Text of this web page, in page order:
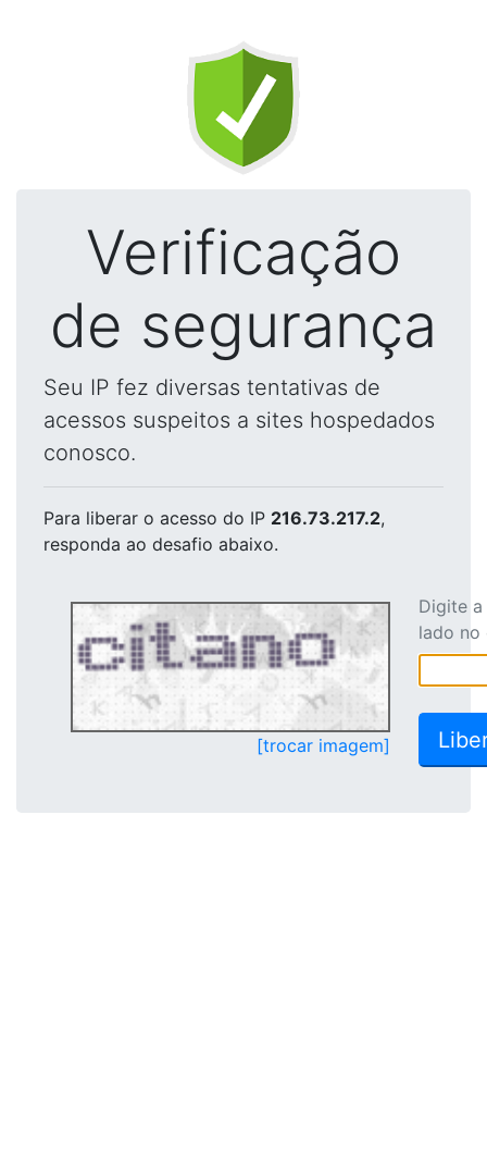
Verificação
de segurança
Seu IP fez diversas tentativas de
acessos suspeitos a sites hospedados
conosco.
Para liberar o acesso do IP 216.73.217.2,
responda ao desafio abaixo.
[trocar imagem]
Digite
lado no